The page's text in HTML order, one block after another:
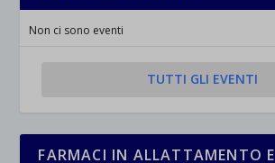
Non ci sono eventi
TUTTI GLI EVENTI
FARMACI IN ALLATTAMENTO E